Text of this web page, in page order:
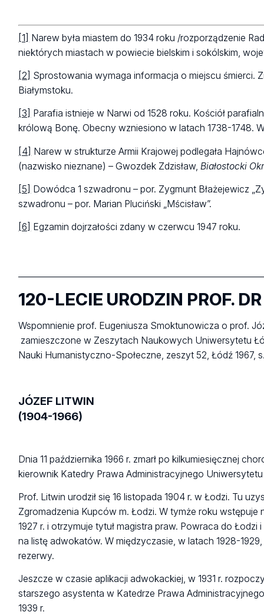
[1] Narew była miastem do 1934 roku /rozporządzenie
niektórych miastach w powiecie bielskim i sokólskim,
[2] Sprostowania wymaga informacja o miejscu śmierci.
Białymstoku.
[3]
Parafia istnieje w Narwi od 1528 roku. Kościół
królową Bonę. Obecny wzniesiono w latach 1738-1748.
[4] Narew w strukturze Armii Krajowej podlegała
(nazwisko nieznane) – Gwozdek Zdzisław, Białostocki
[5] Dowódca 1 szwadronu – por. Zygmunt Błażejewicz
szwadronu – por. Marian Pluciński „Mścisław”.
[6] Egzamin dojrzałości zdany w czerwcu 1947 roku.
120-LECIE URODZIN PROF.
Wspomnienie prof. Eugeniusza Smoktunowicza o prof.
zamieszczone w Zeszytach Naukowych Uniwersytetu
Nauki Humanistyczno-Społeczne, zeszyt 52, Łódź 1967,
JÓZEF LITWIN
(1904-1966)
Dnia 11 października 1966 r. zmarł po kilkumiesięcznej
kierownik Katedry Prawa Administracyjnego
Prof. Litwin urodził się 16 listopada 1904 r. w Łodzi. Tu
Zgromadzenia Kupców m. Łodzi. W tymże roku
1927 r. i otrzymuje tytuł magistra praw. Powraca do
na listę adwokatów. W międzyczasie, w latach 1928-
rezerwy.
Jeszcze w czasie aplikacji adwokackiej, w 1931 r.
starszego asystenta w Katedrze Prawa
1939 r.